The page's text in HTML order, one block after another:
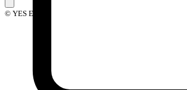
© YES Events